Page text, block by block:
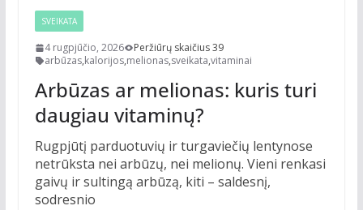
SVEIKATA
4 rugpjūčio, 2026
Peržiūrų skaičius 39
arbūzas,kalorijos,melionas,sveikata,vitaminai
Arbūzas ar melionas: kuris turi
daugiau vitaminų?
Rugpjūtį parduotuvių ir turgaviečių lentynose
netrūksta nei arbūzų, nei melionų. Vieni renkasi
gaivų ir sultingą arbūzą, kiti – saldesnį,
sodresnio